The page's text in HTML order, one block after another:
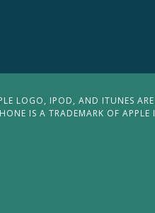
LOGO, IPOD, AND ITUNES
IS A TRADEMARK OF APPLE